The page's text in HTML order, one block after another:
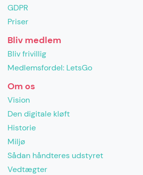
GDPR
Priser
Bliv medlem
Bliv frivillig
Medlemsfordel: LetsGo
Om os
Vision
Den digitale kløft
Historie
Miljø
Sådan håndteres udstyret
Vedtægter